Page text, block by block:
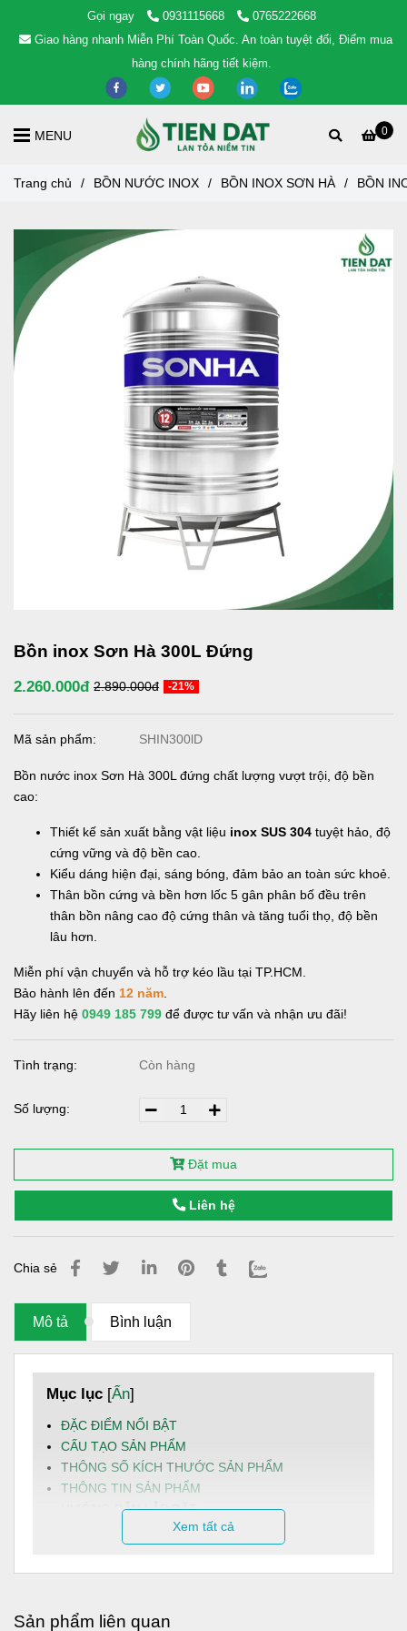
Gọi ngay 0931115668
0765222668
Giao hàng nhanh Miễn Phí Toàn Quốc. An toàn tuyệt đối, Điểm mua
hàng chính hãng tiết kiệm.
0
MENU
Trang chủ / BỒN NƯỚC INOX / BỒN INOX SƠN HÀ / BỒN
Bồn inox Sơn Hà 300L Đứng
2.260.000đ 2.890.000đ -21%
Mã sản phẩm: SHIN300lD
Bồn nước inox Sơn Hà 300L đứng chất lượng vượt trội, độ bền
cao:
Thiết kế sản xuất bằng vật liệu inox SUS 304 tuyệt hảo, độ
cứng vững và độ bền cao.
Kiểu dáng hiện đại, sáng bóng, đảm bảo an toàn sức khoẻ.
Thân bồn cứng và bền hơn lốc 5 gân phân bố đều trên
thân bồn nâng cao độ cứng thân và tăng tuổi thọ, độ bền
lâu hơn.
Miễn phí vận chuyển và hỗ trợ kéo lầu tại TP.HCM.
Bảo hành lên đến 12 năm
Hãy liên hệ 0949 185 799 để được tư vấn và nhận ưu đãi!
Tình trạng: Còn hàng
Số lượng:
Đặt mua
Liên hệ
Chia sẻ
Mô tả Bình luận
Mục lục [Ẩn]
ĐẶC ĐIỂM NỔI BẬT
CẤU TẠO SẢN PHẨM
THÔNG SỐ KÍCH THƯỚC SẢN PHẨM
THÔNG TIN SẢN PHẨM
HƯỚNG DẪN LẮP ĐẶT
LƯU Ý KHI LẮP ĐẶT VÀ SỬ DỤNG
DỊCH VỤ VÀ HẬU MÃI
Bồn inox Sơn Hà300L đứng
Xem tất cả
Sản phẩm liên quan